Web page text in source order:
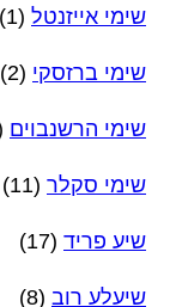
שימי אייזנטל (1)
שימי ברזסקי (2)
שימי הרשנבוים
שימי סקלר (11)
שיע פריד (17)
שיעלע רוב (8)